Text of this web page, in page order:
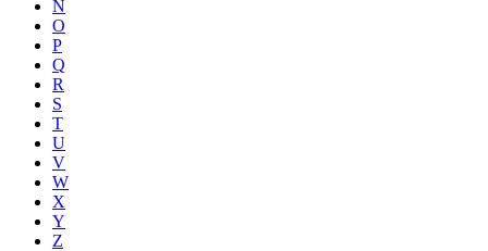
N
O
P
Q
R
S
T
U
V
W
X
Y
Z